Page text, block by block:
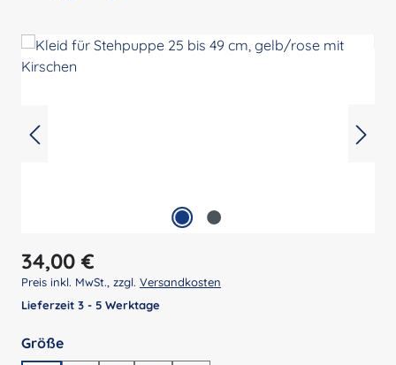
Regulärer Preis:
34,00 €
Preis inkl. MwSt., zzgl. Versandkosten
Lieferzeit 3 - 5 Werktage
Größeauswählen